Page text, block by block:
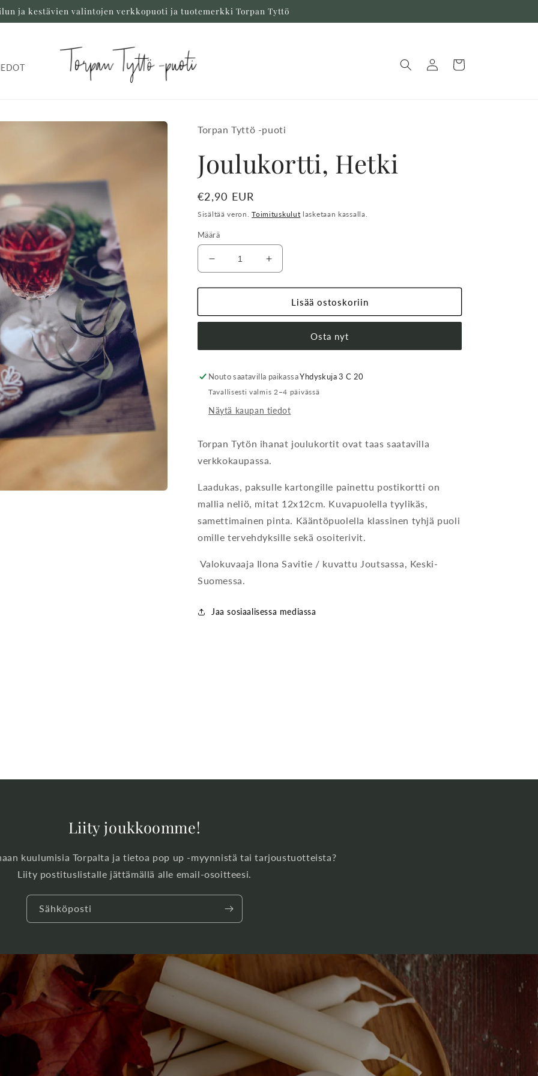
ja kestävien valintojen verkkopuoti ja tuotemerkki Torpan Tyttö
Kirjaudu
sisään
Ostoskori
Torpan Tyttö -puoti
Joulukortti, Hetki
Normaalihinta
€2,90 EUR
Sisältää veron.Toimituskulut lasketaan kassalla.
Määrä
Vähennä
tuotteen
Joulukortti,
määrää
Lisää
tuotteen
Joulukortti,
Hetki
määrää
Lisää ostoskoriin
Osta nyt
Nouto saatavilla paikassaYhdyskuja 3 C 20
Tavallisesti valmis 2–4 päivässä
Näytä kaupan tiedot
Torpan Tytön ihanat joulukortit ovat taas saatavilla
verkkokaupassa.
Laadukas, paksulle kartongille painettu postikortti on
mallia neliö, mitat 12x12cm. Kuvapuolella tyylikäs,
samettimainen pinta. Kääntöpuolella klassinen tyhjä puoli
omille tervehdyksille sekä osoiterivit.
Valokuvaaja Ilona Savitie / kuvattu Joutsassa, Keski-
Suomessa.
Jaa sosiaalisessa mediassa
Liity joukkoomme!
kuulumisia Torpalta ja tietoa pop up -myynnistä tai tarjoustuotteista?
Liity postituslistalle jättämällä alle email-osoitteesi.
Sähköposti